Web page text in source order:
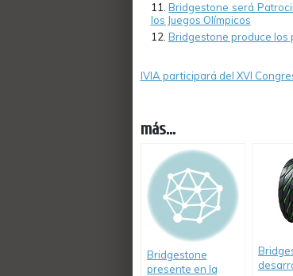
Bridgestone será
los Juegos Olímpicos
Bridgestone produce los
IVIA participará del XVI
más...
Bridgestone
presente en la